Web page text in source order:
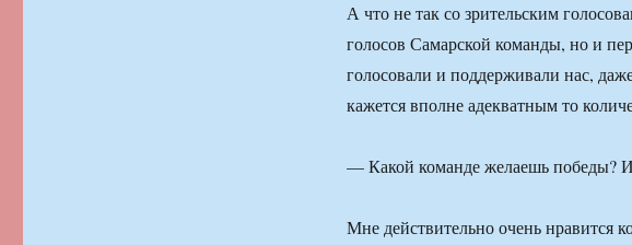
А что не так со зрительским
голосов Самарской команды, но и
голосовали и поддерживали нас,
кажется вполне адекватным то
— Какой команде желаешь победы?
Мне действительно очень нравится